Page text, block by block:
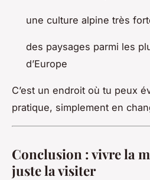
une culture alpine très
des paysages parmi les
d’Europe
C’est un endroit où tu peux
pratique, simplement en
Conclusion : vivre la
juste la visiter